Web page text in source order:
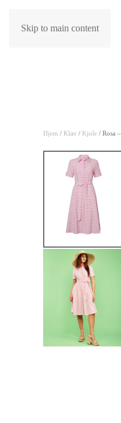
Skip to main content
Hjem / Klær / Kjole / Rosa